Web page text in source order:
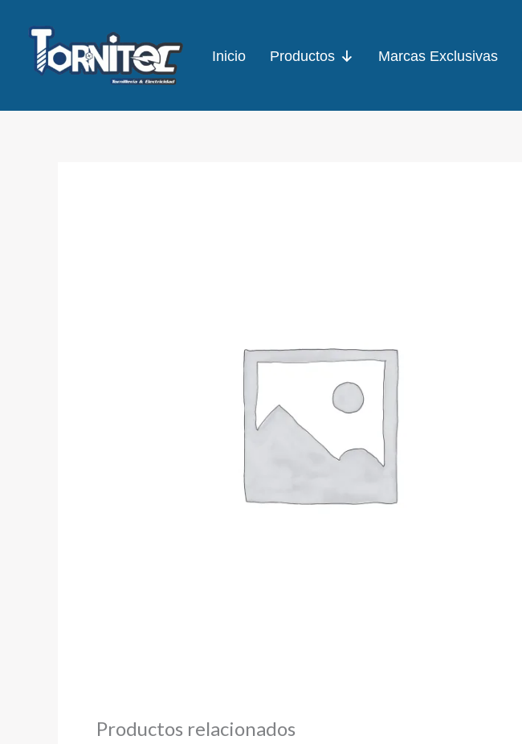
contenido
Inicio Productos Marcas Exclusivas
Productos relacionados